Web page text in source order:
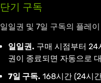
단기 구독
일일권 및 7일 구독의 플레
일일권. 구매 시점부터 24
권이 종료되면 자동으로
7일 구독. 168시간 (24시